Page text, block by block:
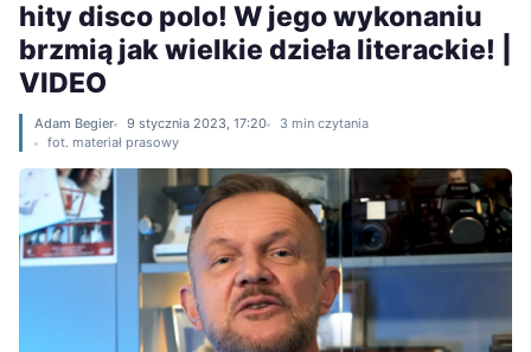
hity disco polo! W jego wykonaniu
brzmią jak wielkie dzieła literackie! |
VIDEO
Adam Begier 9 stycznia 2023, 17:20
3 min czytania
fot. materiał prasowy